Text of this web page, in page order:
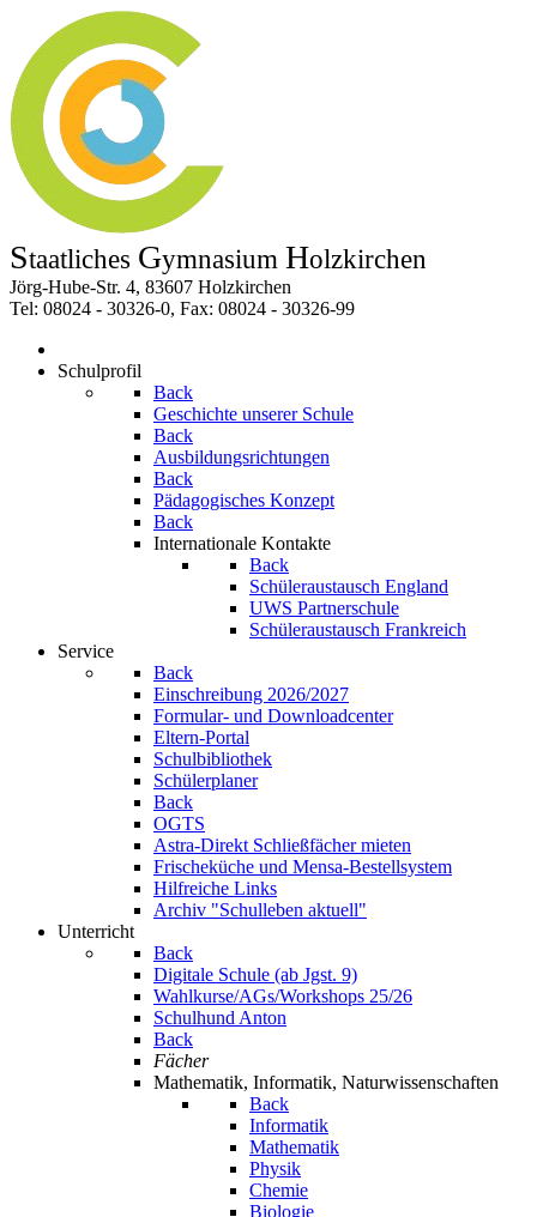
Staatliches Gymnasium Holzkirchen
Jörg-Hube-Str. 4, 83607 Holzkirchen
Tel: 08024 - 30326-0, Fax: 08024 - 30326-99
Schulprofil
Back
Geschichte unserer Schule
Back
Ausbildungsrichtungen
Back
Pädagogisches Konzept
Back
Internationale Kontakte
Back
Schüleraustausch England
UWS Partnerschule
Schüleraustausch Frankreich
Service
Back
Einschreibung 2026/2027
Formular- und Downloadcenter
Eltern-Portal
Schulbibliothek
Schülerplaner
Back
OGTS
Astra-Direkt Schließfächer mieten
Frischeküche und Mensa-Bestellsystem
Hilfreiche Links
Archiv "Schulleben aktuell"
Unterricht
Back
Digitale Schule (ab Jgst. 9)
Wahlkurse/AGs/Workshops 25/26
Schulhund Anton
Back
Fächer
Mathematik, Informatik, Naturwissenschaften
Back
Informatik
Mathematik
Physik
Chemie
Biologie